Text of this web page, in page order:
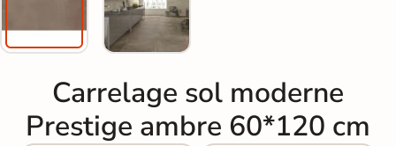
Carrelage sol moderne
Prestige ambre 60*120 cm